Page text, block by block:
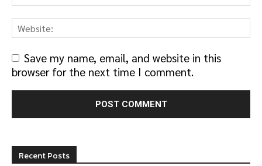
Save my name, email, and website in this
browser for the next time I comment.
Recent Posts